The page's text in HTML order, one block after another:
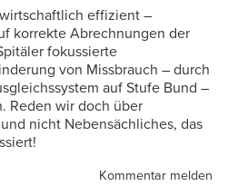
effizient –
korrekte Abrechnungen der
fokussierte
von Missbrauch – durch
auf Stufe Bund –
Reden wir doch über
nicht Nebensächliches, das
Kommentar melden